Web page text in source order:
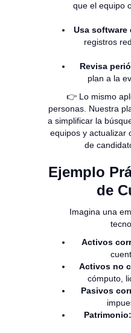
que el equipo
Usa software
registros
Revisa
plan a la
👉 Lo mismo
personas. Nuestra
a simplificar la
equipos y actualizar
de
Ejemplo
de
Imagina una
Activos
Activos no
cómputo,
Pasivos
Patrimonio: